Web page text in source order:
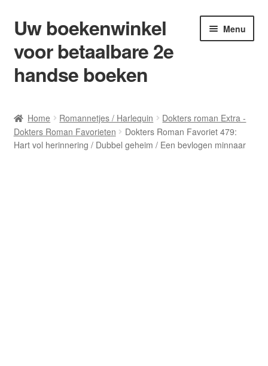
Ga
door
naar
navigatie
Ga
naar
de
inhoud
Uw boekenwinkel
voor betaalbare 2e
handse boeken
Menu
Afrekenen
Home Romannetjes / Harlequin
Dokters roman Extra -
Dokters Roman Favorieten
Dokters Roman Favoriet 479:
Hart vol herinnering / Dubbel geheim / Een bevlogen minnaar